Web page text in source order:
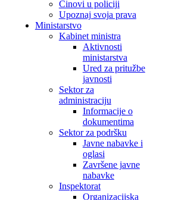
Činovi u policiji
Upoznaj svoja prava
Ministarstvo
Kabinet ministra
Aktivnosti
ministarstva
Ured za pritužbe
javnosti
Sektor za
administraciju
Informacije o
dokumentima
Sektor za podršku
Javne nabavke i
oglasi
Završene javne
nabavke
Inspektorat
Organizacijska